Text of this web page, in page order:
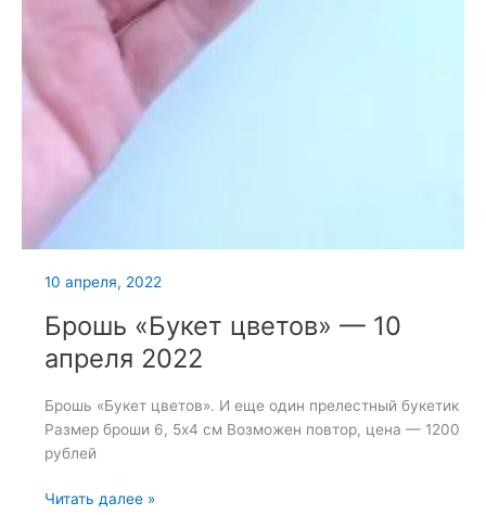
10 апреля, 2022
Брошь «Букет цветов» — 10
апреля 2022
Брошь «Букет цветов». И еще один прелестный букетик
Размер броши 6, 5х4 см Возможен повтор, цена — 1200
рублей
Брошь
Читать далее »